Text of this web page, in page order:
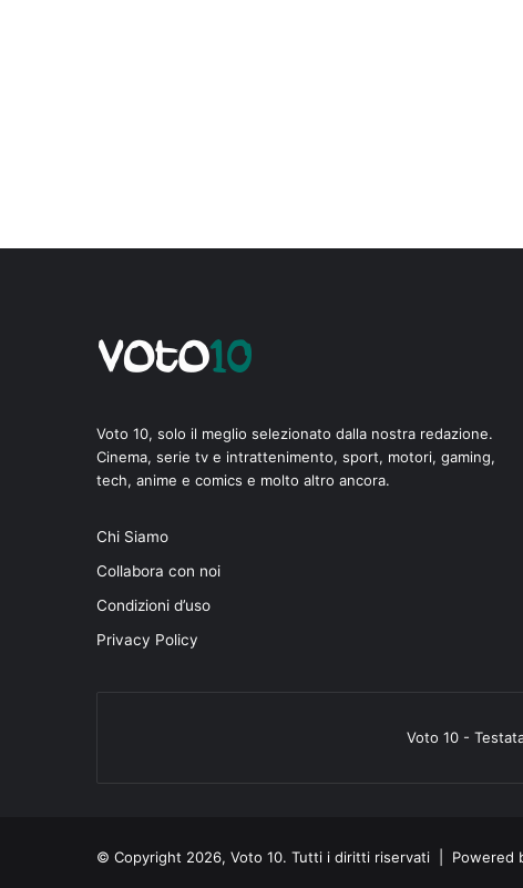
Voto 10, solo il meglio selezionato dalla nostra redazione.
Cinema, serie tv e intrattenimento, sport, motori, gaming,
tech, anime e comics e molto altro ancora.
Chi Siamo
Collabora con noi
Condizioni d’uso
Privacy Policy
Voto 10 -
© Copyright 2026, Voto 10. Tutti i diritti riservati | Powered